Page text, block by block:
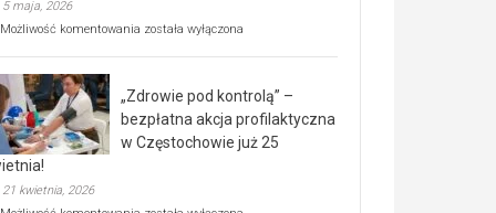
5 maja, 2026
Możliwość komentowania Rusza
rehabilitacji
dla
seniorów!
została wyłączona
„Zdrowie pod kontrolą” –
bezpłatna akcja profilaktyczna
w Częstochowie już 25
21 kwietnia, 2026